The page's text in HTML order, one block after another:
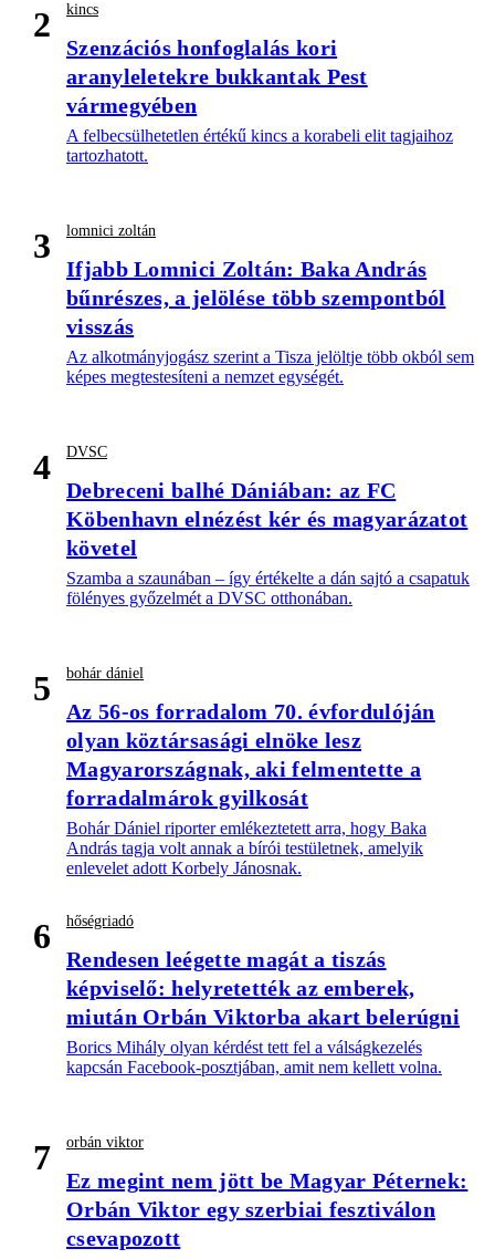
2 kincs
Szenzációs honfoglalás kori
aranyleletekre bukkantak Pest
vármegyében
A felbecsülhetetlen értékű kincs a korabeli elit tagjaihoz
tartozhatott.
3 lomnici zoltán
Ifjabb Lomnici Zoltán: Baka András
bűnrészes, a jelölése több szempontból
visszás
Az alkotmányjogász szerint a Tisza jelöltje több okból sem
képes megtestesíteni a nemzet egységét.
4 DVSC
Debreceni balhé Dániában: az FC
Köbenhavn elnézést kér és magyarázatot
követel
Szamba a szaunában – így értékelte a dán sajtó a csapatuk
fölényes győzelmét a DVSC otthonában.
5 bohár dániel
Az 56-os forradalom 70. évfordulóján
olyan köztársasági elnöke lesz
Magyarországnak, aki felmentette a
forradalmárok gyilkosát
Bohár Dániel riporter emlékeztetett arra, hogy Baka
András tagja volt annak a bírói testületnek, amelyik
enlevelet adott Korbely Jánosnak.
6 hőségriadó
Rendesen leégette magát a tiszás
képviselő: helyretették az emberek,
miután Orbán Viktorba akart belerúgni
Borics Mihály olyan kérdést tett fel a válságkezelés
kapcsán Facebook-posztjában, amit nem kellett volna.
7 orbán viktor
Ez megint nem jött be Magyar Péternek:
Orbán Viktor egy szerbiai fesztiválon
csevapozott